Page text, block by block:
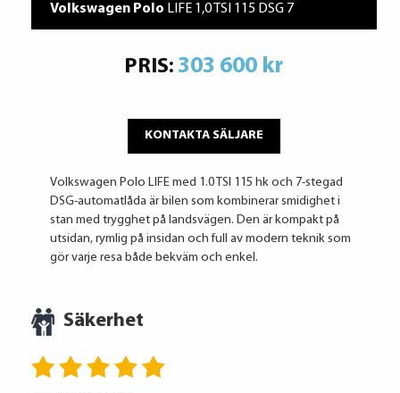
Volkswagen Polo LIFE 1,0 TSI 115 DSG 7
PRIS: 303 600 kr
KONTAKTA SÄLJARE
Volkswagen Polo LIFE med 1.0 TSI 115 hk och 7-stegad
DSG-automatlåda är bilen som kombinerar smidighet i
stan med trygghet på landsvägen. Den är kompakt på
utsidan, rymlig på insidan och full av modern teknik som
gör varje resa både bekväm och enkel.
Säkerhet